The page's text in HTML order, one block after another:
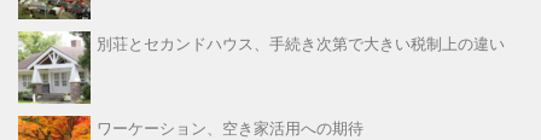
別荘とセカンドハウス、手続き次第で大きい税制上の違い
ワーケーション、空き家活用への期待